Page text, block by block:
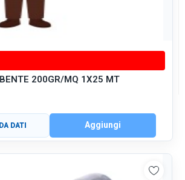
200GR/MQ 1X25 MT
DATI Aggiungi